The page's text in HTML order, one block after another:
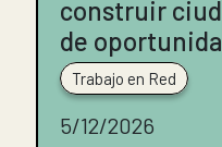
construir
de
Trabajo en Red
5/12/2026